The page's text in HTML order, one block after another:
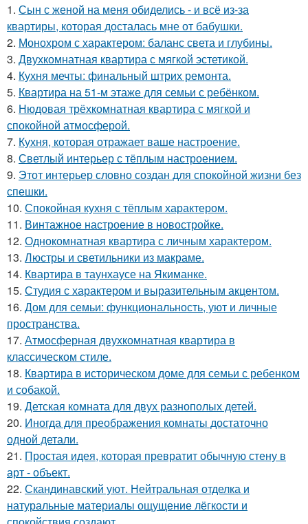
1. Сын с женой на меня обиделись - и всё из-за
квартиры, которая досталась мне от бабушки.
2. Монохром с характером: баланс света и глубины.
3. Двухкомнатная квартира с мягкой эстетикой.
4. Кухня мечты: финальный штрих ремонта.
5. Квартира на 51-м этаже для семьи с ребёнком.
6. Нюдовая трёхкомнатная квартира с мягкой и
спокойной атмосферой.
7. Кухня, которая отражает ваше настроение.
8. Светлый интерьер с тёплым настроением.
9. Этот интерьер словно создан для спокойной жизни без
спешки.
10. Спокойная кухня с тёплым характером.
11. Винтажное настроение в новостройке.
12. Однокомнатная квартира с личным характером.
13. Люстры и светильники из макраме.
14. Квартира в таунхаусе на Якиманке.
15. Студия с характером и выразительным акцентом.
16. Дом для семьи: функциональность, уют и личные
пространства.
17. Атмосферная двухкомнатная квартира в
классическом стиле.
18. Квартира в историческом доме для семьи с ребенком
и собакой.
19. Детская комната для двух разнополых детей.
20. Иногда для преображения комнаты достаточно
одной детали.
21. Простая идея, которая превратит обычную стену в
арт - объект.
22. Скандинавский уют. Нейтральная отделка и
натуральные материалы ощущение лёгкости и